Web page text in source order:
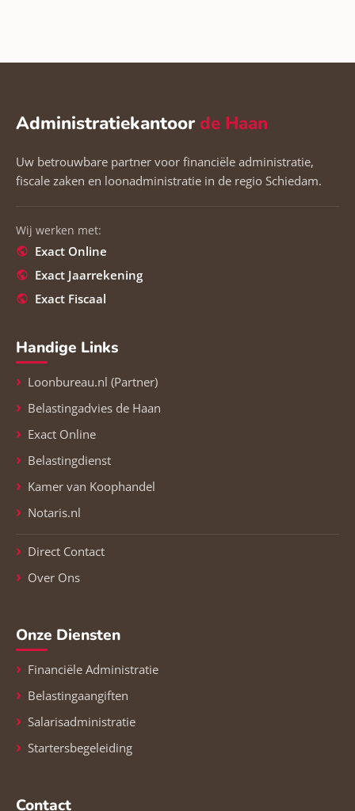
Administratiekantoorde Haan
Uw betrouwbare partner voor financiële administratie,
fiscale zaken en loonadministratie in de regio Schiedam.
Wij werken met:
Exact Online
Exact Jaarrekening
Exact Fiscaal
Handige Links
Loonbureau.nl (Partner)
Belastingadvies de Haan
Exact Online
Belastingdienst
Kamer van Koophandel
Notaris.nl
Direct Contact
Over Ons
Onze Diensten
Financiële Administratie
Belastingaangiften
Salarisadministratie
Startersbegeleiding
Contact